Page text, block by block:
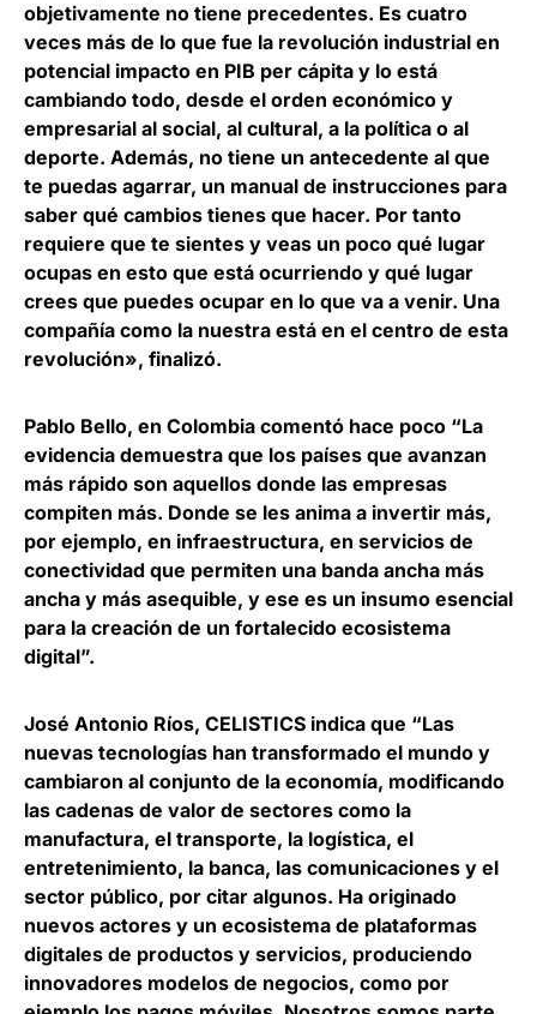
objetivamente no tiene precedentes. Es cuatro
veces más de lo que fue la revolución industrial en
potencial impacto en PIB per cápita y lo está
cambiando todo, desde el orden económico y
empresarial al social, al cultural, a la política o al
deporte. Además, no tiene un antecedente al que
te puedas agarrar, un manual de instrucciones para
saber qué cambios tienes que hacer. Por tanto
requiere que te sientes y veas un poco qué lugar
ocupas en esto que está ocurriendo y qué lugar
crees que puedes ocupar en lo que va a venir. Una
compañía como la nuestra está en el centro de esta
revolución», finalizó.
Pablo Bello, en Colombia comentó hace poco “La
evidencia demuestra que los países que avanzan
más rápido son aquellos donde las empresas
compiten más. Donde se les anima a invertir más,
por ejemplo, en infraestructura, en servicios de
conectividad que permiten una banda ancha más
ancha y más asequible, y ese es un insumo esencial
para la creación de un fortalecido ecosistema
digital”.
José Antonio Ríos, CELISTICS indica que “Las
nuevas tecnologías han transformado el mundo y
cambiaron al conjunto de la economía, modificando
las cadenas de valor de sectores como la
manufactura, el transporte, la logística, el
entretenimiento, la banca, las comunicaciones y el
sector público, por citar algunos. Ha originado
nuevos actores y un ecosistema de plataformas
digitales de productos y servicios, produciendo
innovadores modelos de negocios, como por